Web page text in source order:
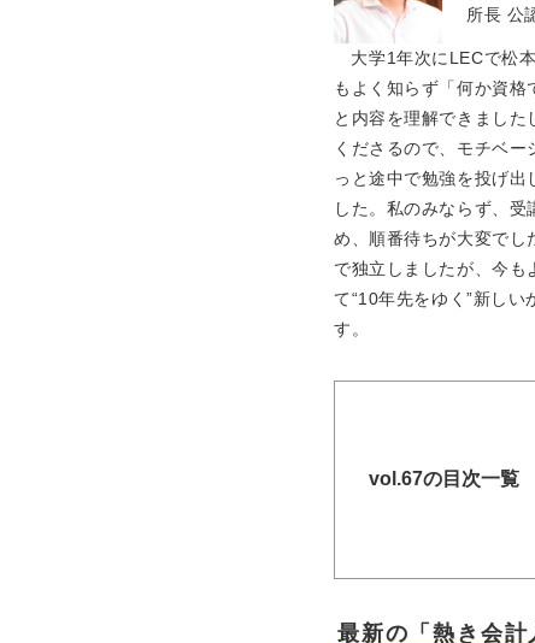
所長 公
大学1年次にLECで松
もよく知らず「何か資
と内容を理解できまし
くださるので、モチベ
っと途中で勉強を投げ出
した。私のみならず、
め、順番待ちが大変でし
で独立しましたが、今も
て“10年先をゆく”新し
す。
vol.67の目次一覧
最新の「熱き会計